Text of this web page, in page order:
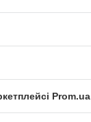
Prom.ua